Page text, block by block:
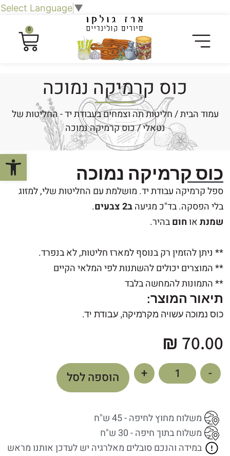
פתח
Select Language▼
0
כוס קרמיקה נמוכה
עמוד הבית/חליטות תה וצמחים בעבודת יד - החליטות של
נטאלי/ כוס קרמיקה נמוכה
כוס קרמיקה נמוכה
ספל קרמיקה עבודת יד. מושלמת עם החליטות שלי, למזוג
בלי הפסקה. בד"כ מגיעהב2 צבעים
.
שמנתאוחוםבהיר.
** ניתן להזמין רק בנוסף למארז חליטות, לא בנפרד.
** המוצרים יכולים להשתנות לפי המלאי הקיים
** התמונות להמחשה בלבד
תיאור המוצר:
כוס נמוכה עשויה מקרמיקה, עבודת יד.
₪ 70.00
-
+ הוספה לסל
משלוח מחוץ לחיפה - 45 ש"ח
משלוח בתוך חיפה - 30 ש"ח
במידה והנכם סובלים מאלרגיה יש לעדכן אותנו מראש